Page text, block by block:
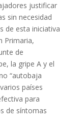
justificar
sin necesidad
de esta iniciativa
Primaria,
de
la gripe A y el
“autobaja
países
para
de síntomas